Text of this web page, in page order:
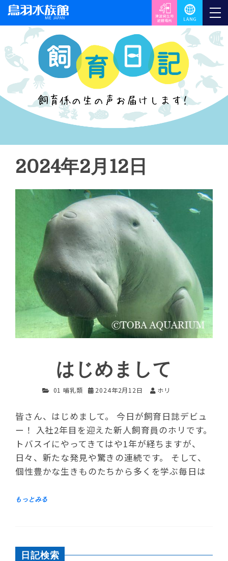
2024年2月12日
はじめまして
01 哺乳類 2024年2月12日 ホリ
皆さん、はじめまして。 今日が飼育日誌デビュ
ー！ 入社2年目を迎えた新人飼育員のホリです。
トバスイにやってきてはや1年が経ちますが、
日々、新たな発見や驚きの連続です。 そして、
個性豊かな生きものたちから多くを学ぶ毎日は
日記検索